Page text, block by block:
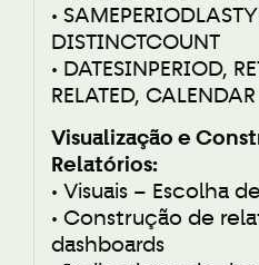
•
DISTINCTCOUNT
• DATESINPERIOD,
RELATED, CALENDAR
Visualização e
Relatórios:
• Visuais – Escolha
• Construção de
dashboards